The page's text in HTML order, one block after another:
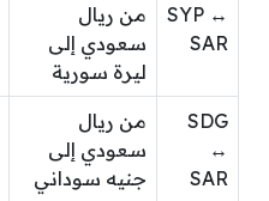
SYP ↔
SAR
من ريال
سعودي إلى
ليرة سورية
SDG
↔
SAR
من ريال
سعودي إلى
جنيه سوداني